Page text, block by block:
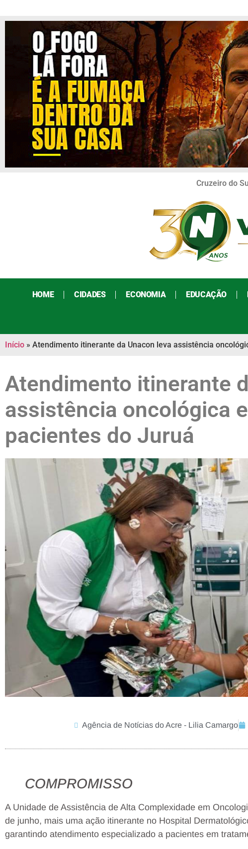
Cruzeiro do
HOME CIDADES ECONOMIA EDUCAÇÃO
Início » Atendimento itinerante da Unacon leva assistência
Atendimento itinerante
assistência oncológica
pacientes do Juruá
Agência de Notícias do Acre - Lilia Camargo
COMPROMISSO
A Unidade de Assistência de Alta Complexidade em
de junho, mais uma ação itinerante no Hospital
garantindo atendimento especializado a pacientes em